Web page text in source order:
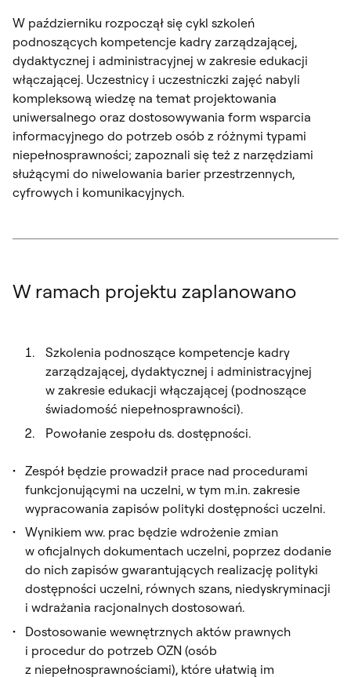
W październiku rozpoczął się cykl szkoleń
podnoszących kompetencje kadry zarządzającej,
dydaktycznej i administracyjnej w zakresie edukacji
włączającej. Uczestnicy i uczestniczki zajęć nabyli
kompleksową wiedzę na temat projektowania
uniwersalnego oraz dostosowywania form wsparcia
informacyjnego do potrzeb osób z różnymi typami
niepełnosprawności; zapoznali się też z narzędziami
służącymi do niwelowania barier przestrzennych,
cyfrowych i komunikacyjnych.
W ramach projektu zaplanowano
Szkolenia podnoszące kompetencje kadry
zarządzającej, dydaktycznej i administracyjnej
w zakresie edukacji włączającej (podnoszące
świadomość niepełnosprawności).
Powołanie zespołu ds. dostępności.
Zespół będzie prowadził prace nad procedurami
funkcjonującymi na uczelni, w tym m.in. zakresie
wypracowania zapisów polityki dostępności uczelni.
Wynikiem ww. prac będzie wdrożenie zmian
w oficjalnych dokumentach uczelni, poprzez dodanie
do nich zapisów gwarantujących realizację polityki
dostępności uczelni, równych szans, niedyskryminacji
i wdrażania racjonalnych dostosowań.
Dostosowanie wewnętrznych aktów prawnych
i procedur do potrzeb OZN (osób
z niepełnosprawnościami), które ułatwią im